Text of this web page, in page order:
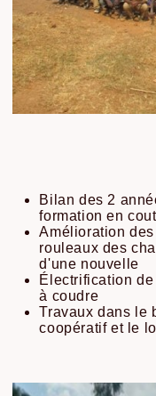
Bilan des 2
formation en
Amélioration
rouleaux des
d'une nouvelle
Électrification
à coudre
Travaux dans le
coopératif et le